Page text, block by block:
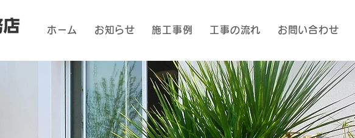
ホーム お知らせ 施工事例 工事の流れ お問い合わせ